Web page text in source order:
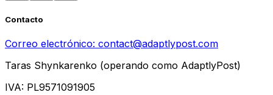
Contacto
Correo electrónico: contact@adaptlypost.com
Taras Shynkarenko (operando como AdaptlyPost)
IVA: PL9571091905